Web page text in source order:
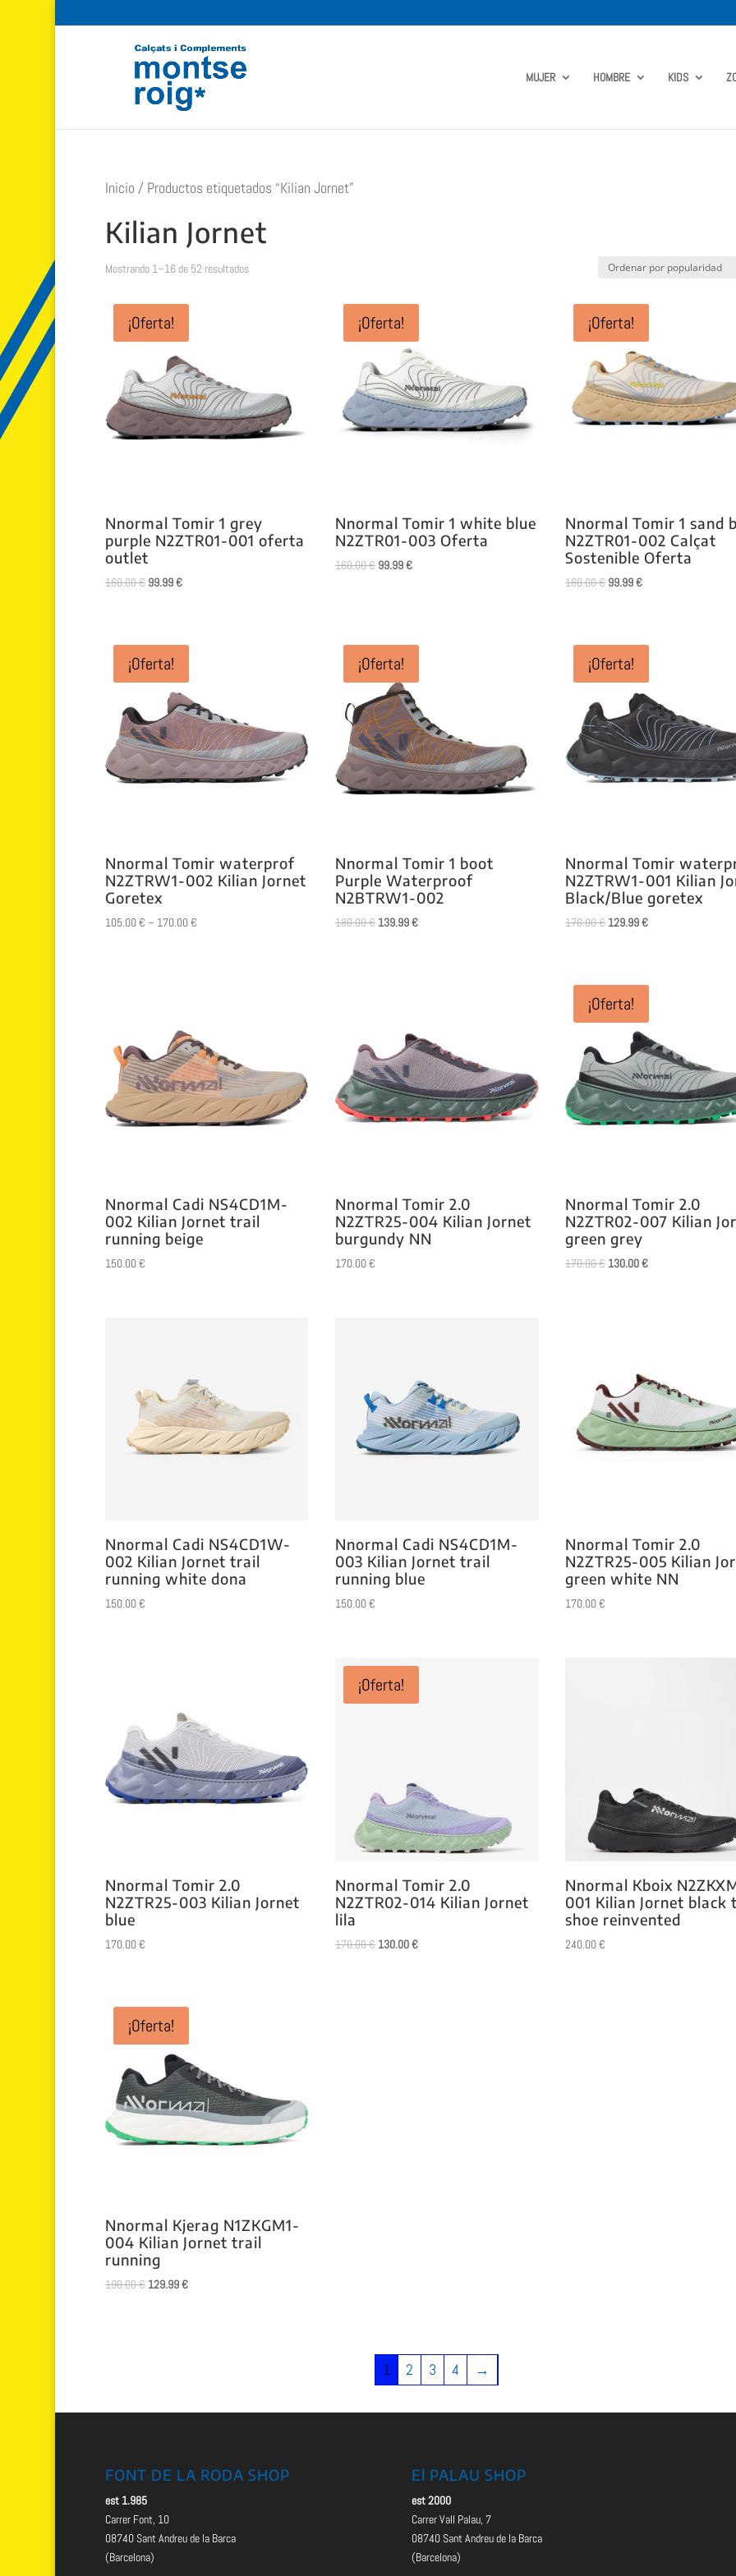
MUJER HOMBRE KIDS
Inicio / Productos etiquetados “Kilian Jornet”
Kilian Jornet
Mostrando 1–16 de 52 resultadosOrdenado
¡Oferta!
Nnormal Tomir 1 grey
purple N2ZTR01-001 oferta
outlet
160.00€ El
160.00 €.
99.99€El
¡Oferta!
Nnormal Tomir 1 white blue
N2ZTR01-003 Oferta
160.00€ El
99.99€El
¡Oferta!
Nnormal Tomir 1 sand
N2ZTR01-002 Calçat
Sostenible Oferta
160.00€ El
160.00 €.
99.99€El
¡Oferta!
Nnormal Tomir waterprof
N2ZTRW1-002 Kilian Jornet
Goretex
105.00€ – 170.00€
¡Oferta!
Nnormal Tomir 1 boot
Purple Waterproof
N2BTRW1-002
180.00€ El
139.99€El
¡Oferta!
Nnormal Tomir
N2ZTRW1-001 Kilian
Black/Blue goretex
170.00€ El
170.00 €.
129.99€El
Nnormal Cadi NS4CD1M-
002 Kilian Jornet trail
running beige
150.00€
Nnormal Tomir 2.0
N2ZTR25-004 Kilian Jornet
burgundy NN
170.00€
¡Oferta!
Nnormal Tomir 2.0
N2ZTR02-007 Kilian
green grey
170.00€ El
130.00€El
Nnormal Cadi NS4CD1W-
002 Kilian Jornet trail
running white dona
150.00€
Nnormal Cadi NS4CD1M-
003 Kilian Jornet trail
running blue
150.00€
Nnormal Tomir 2.0
N2ZTR25-005 Kilian
green white NN
170.00€
Nnormal Tomir 2.0
N2ZTR25-003 Kilian Jornet
blue
170.00€
¡Oferta!
Nnormal Tomir 2.0
N2ZTR02-014 Kilian Jornet
lila
170.00€ El
130.00€El
Nnormal Kboix
001 Kilian Jornet black
shoe reinvented
240.00€
¡Oferta!
Nnormal Kjerag N1ZKGM1-
004 Kilian Jornet trail
running
190.00€ El
129.99€El
1 2 3 4 →
FONT DE LA RODA SHOP
est 1.985
Carrer Font, 10
08740 Sant Andreu de la Barca
(Barcelona)
El PALAU SHOP
est 2000
Carrer Vall Palau, 7
08740 Sant Andreu de la Barca
(Barcelona)